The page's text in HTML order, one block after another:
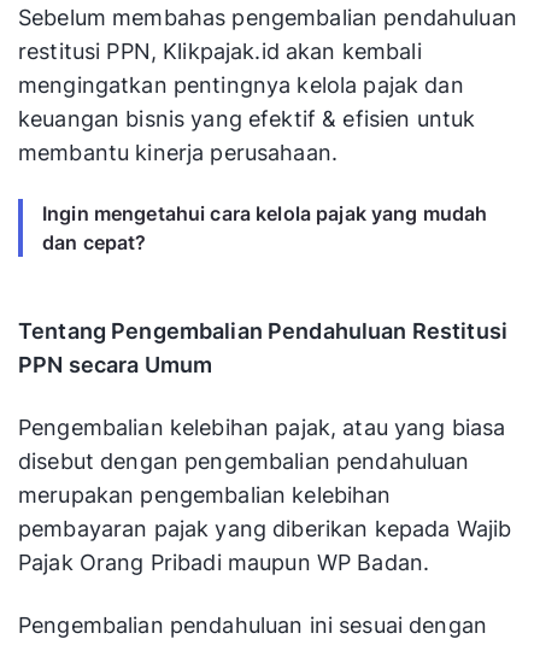
Sebelum membahas pengembalian pendahuluan
restitusi PPN, Klikpajak.id akan kembali
mengingatkan pentingnya kelola pajak dan
keuangan bisnis yang efektif & efisien untuk
membantu kinerja perusahaan.
Ingin mengetahui cara kelola pajak yang mudah
dan cepat?
Tentang Pengembalian Pendahuluan Restitusi
PPN secara Umum
Pengembalian kelebihan pajak, atau yang biasa
disebut dengan pengembalian pendahuluan
merupakan pengembalian kelebihan
pembayaran pajak yang diberikan kepada Wajib
Pajak Orang Pribadi maupun WP Badan.
Pengembalian pendahuluan ini sesuai dengan